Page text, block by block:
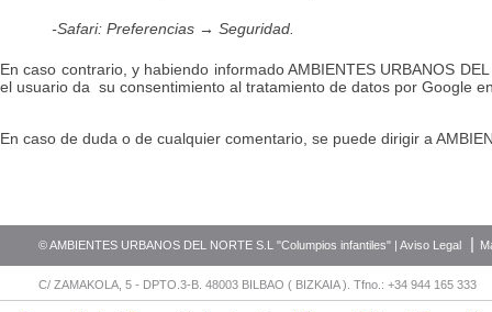
-Safari: Preferencias → Seguridad
En caso contrario, y habiendo informado AMBIENTES URBANOS
el usuario da su consentimiento al tratamiento de datos por Google
En caso de duda o de cualquier comentario, se puede dirigir a
© AMBIENTES URBANOS DEL NORTE S.L "Columpios infantiles" | Aviso Legal |
C/ ZAMAKOLA, 5 - DPTO.3-B. 48003 BILBAO ( BIZKAIA ). Tfno.: +34 944 165 333